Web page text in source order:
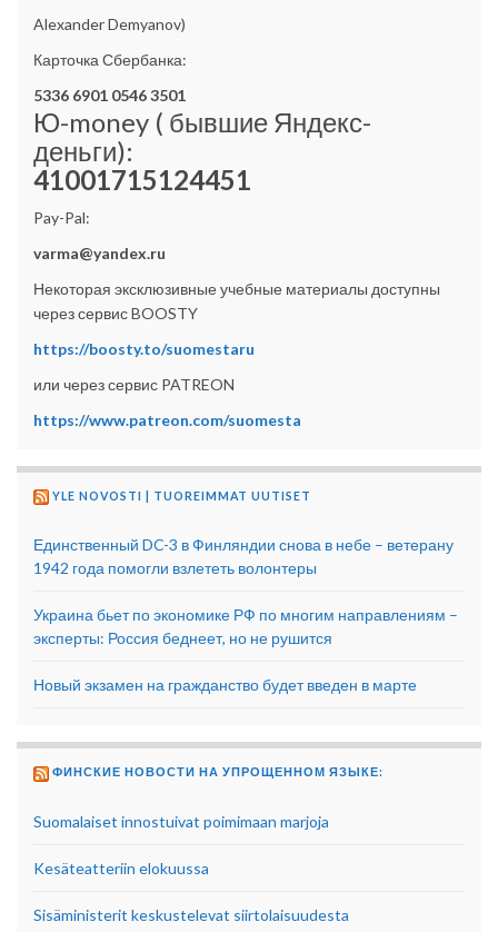
Alexander Demyanov)
Карточка Сбербанка:
5336 6901 0546 3501
Ю-money ( бывшие Яндекс-
деньги):
41001715124451
Pay-Pal:
varma@yandex.ru
Некоторая эксклюзивные учебные материалы доступны
через сервис BOOSTY
https://boosty.to/suomestaru
или через сервис PATREON
https://www.patreon.com/suomesta
YLE NOVOSTI | TUOREIMMAT UUTISET
Единственный DC-3 в Финляндии снова в небе – ветерану
1942 года помогли взлететь волонтеры
Украина бьет по экономике РФ по многим направлениям –
эксперты: Россия беднеет, но не рушится
Новый экзамен на гражданство будет введен в марте
ФИНСКИЕ НОВОСТИ НА УПРОЩЕННОМ ЯЗЫКЕ:
Suomalaiset innostuivat poimimaan marjoja
Kesäteatteriin elokuussa
Sisäministerit keskustelevat siirtolaisuudesta